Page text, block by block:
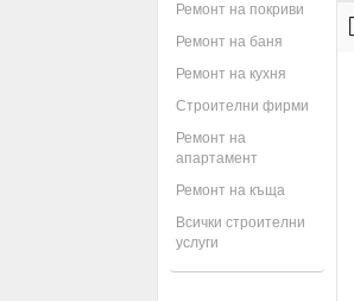
Ремонт на покриви
Ремонт на баня
Ремонт на кухня
Строителни фирми
Ремонт на
апартамент
Ремонт на къща
Всички строителни
услуги